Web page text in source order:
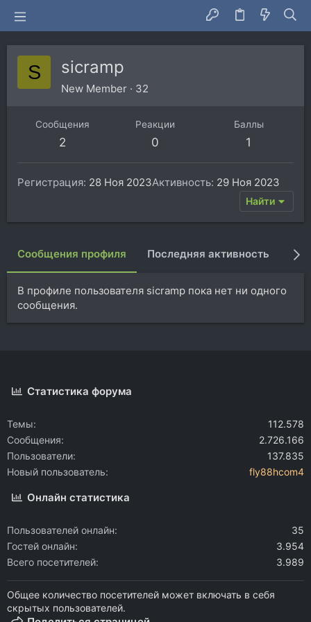
S sicramp
New Member · 32
Сообщения
2
Реакции
0
Баллы
1
Регистрация 28 Ноя 2023Активность 29 Ноя 2023
Найти
Сообщения профиля Последняя активность
В профиле пользователя sicramp пока нет ни одного
сообщения.
Статистика форума
Темы
112.578
Сообщения
2.726.166
Пользователи
137.835
Новый пользователь
fly88hcom4
Онлайн статистика
Пользователей онлайн
35
Гостей онлайн
3.954
Всего посетителей
3.989
Общее количество посетителей может включать в себя
скрытых пользователей.